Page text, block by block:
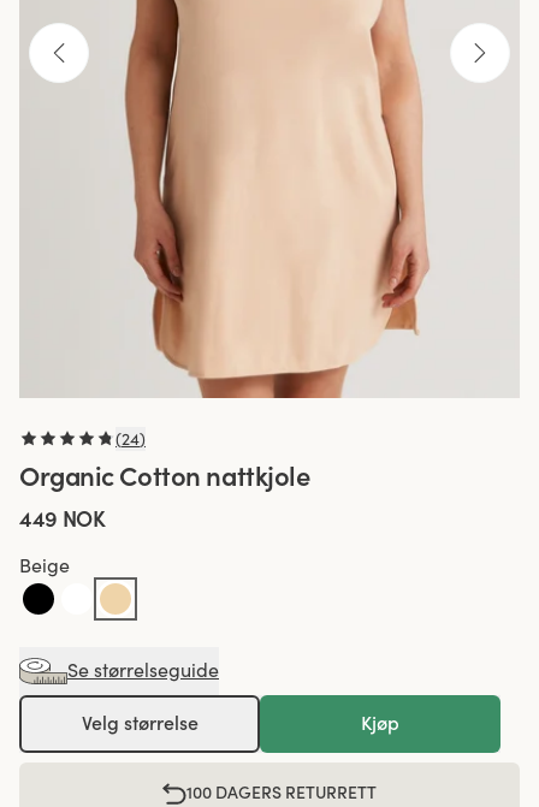
(24)
Organic Cotton nattkjole
449 NOK
Beige
Se størrelseguide
Velg størrelse Kjøp
100 DAGERS RETURRETT